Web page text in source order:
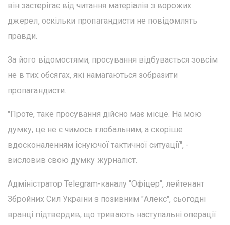
він застерігає від читання матеріалів з ворожих
джерел, оскільки пропагандисти не повідомлять
правди.
За його відомостями, просування відбувається зовсім
не в тих обсягах, які намагаються зобразити
пропагандисти.
"Проте, таке просування дійсно має місце. На мою
думку, це не є чимось глобальним, а скоріше
вдосконаленням існуючої тактичної ситуації", -
висловив свою думку журналіст.
Адміністратор Telegram-каналу "Офіцер", лейтенант
Збройних Сил України з позивним "Алекс", сьогодні
вранці підтвердив, що тривають наступальні операції